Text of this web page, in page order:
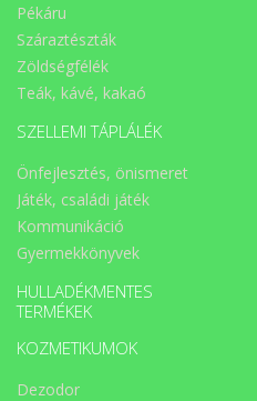
Pékáru
Száraztészták
Zöldségfélék
Teák, kávé, kakaó
SZELLEMI TÁPLÁLÉK
Önfejlesztés, önismeret
Játék, családi játék
Kommunikáció
Gyermekkönyvek
HULLADÉKMENTES
TERMÉKEK
KOZMETIKUMOK
Dezodor